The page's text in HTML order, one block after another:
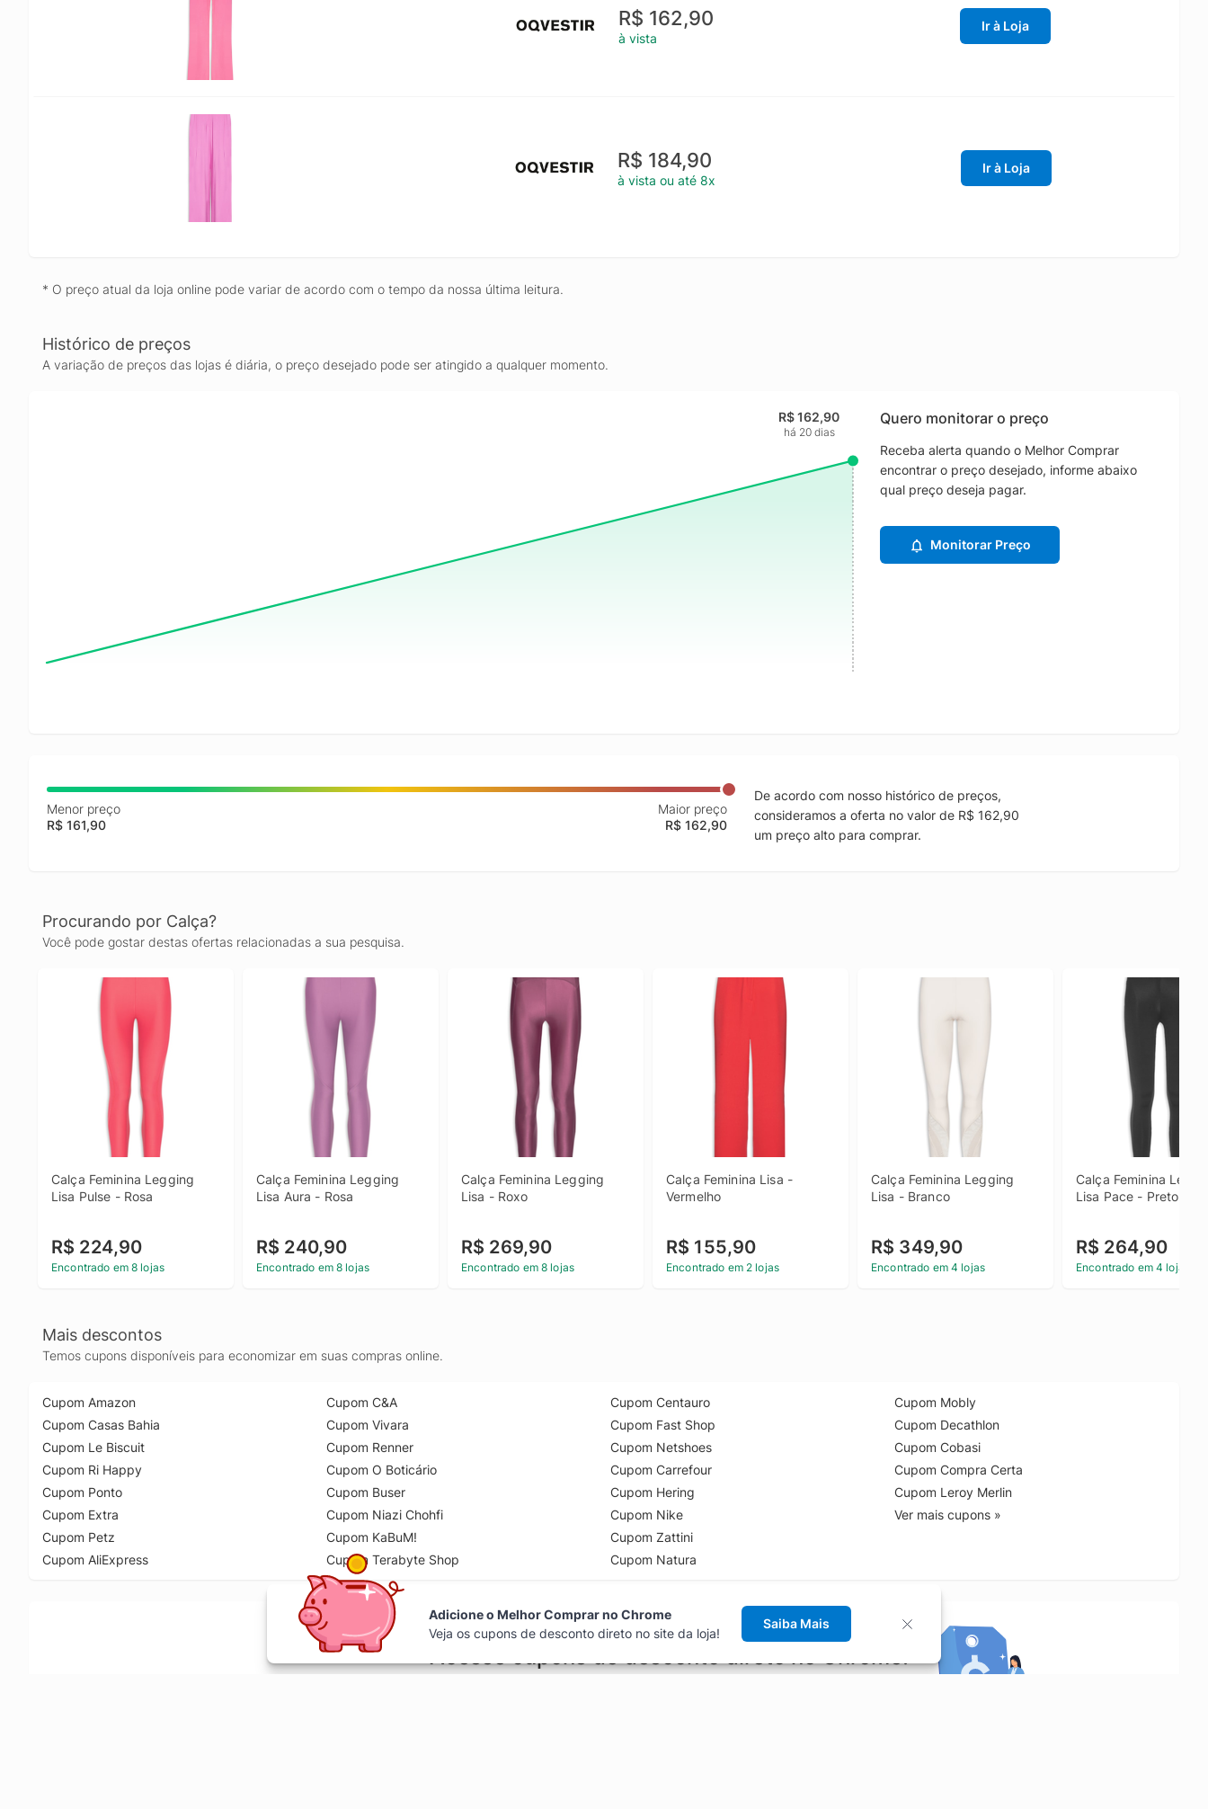
R$ 162,90
à vista
Ir à Loja
R$ 184,90
à vista ou até 8x
Ir à Loja
* O preço atual da loja online pode variar de acordo com o tempo da nossa última leitura.
Histórico de preços
A variação de preços das lojas é diária, o preço desejado pode ser atingido a qualquer momento.
R$ 162,90
há 20 dias
Quero monitorar o preço
Receba alerta quando o Melhor Comprar
encontrar o preço desejado, informe abaixo
qual preço deseja pagar.
Monitorar Preço
Menor preço
R$ 161,90
Maior preço
R$ 162,90
De acordo com nosso histórico de preços,
consideramos a oferta no valor de R$ 162,90
um preço alto para comprar.
Procurando por Calça?
Você pode gostar destas ofertas relacionadas a sua pesquisa.
Calça Feminina Legging
Lisa Pulse - Rosa
R$ 224,90
Encontrado em 8 lojas
Calça Feminina Legging
Lisa Aura - Rosa
R$ 240,90
Encontrado em 8 lojas
Calça Feminina Legging
Lisa - Roxo
R$ 269,90
Encontrado em 8 lojas
Calça Feminina Lisa -
Vermelho
R$ 155,90
Encontrado em 2 lojas
Calça Feminina Legging
Lisa - Branco
R$ 349,90
Encontrado em 4 lojas
Calça Feminina
Lisa Pace - Preto
R$ 264,90
Encontrado em 4 lojas
Mais descontos
Temos cupons disponíveis para economizar em suas compras online.
Cupom Amazon
Cupom Casas Bahia
Cupom Le Biscuit
Cupom Ri Happy
Cupom Ponto
Cupom Extra
Cupom Petz
Cupom AliExpress
Cupom C&A
Cupom Vivara
Cupom Renner
Cupom O Boticário
Cupom Buser
Cupom Niazi Chohfi
Cupom KaBuM!
Cupom Terabyte Shop
Cupom Centauro
Cupom Fast Shop
Cupom Netshoes
Cupom Carrefour
Cupom Hering
Cupom Nike
Cupom Zattini
Cupom Natura
Cupom Mobly
Cupom Decathlon
Cupom Cobasi
Cupom Compra Certa
Cupom Leroy Merlin
Ver mais cupons »
Acesse cupons de desconto direto no Chrome!
Adicione o Melhor Comprar no Chrome
Veja os cupons de desconto direto no site da loja!
Saiba Mais